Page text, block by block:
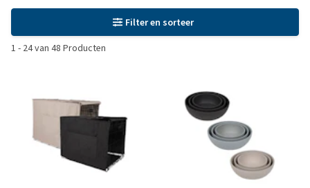
Filter en sorteer
1 - 24van 48 Producten